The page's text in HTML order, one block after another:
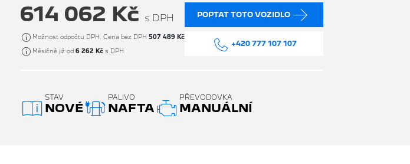
614 062 Kč s DPH
Možnost odpočtu DPH. Cena bez DPH 507 489 Kč
Měsíčně již od 6 262 Kč s DPH
POPTAT TOTO VOZIDLO
+420 777 107 107
STAV
NOVÉ
PALIVO
NAFTA
PŘEVODOVKA
MANUÁLNÍ